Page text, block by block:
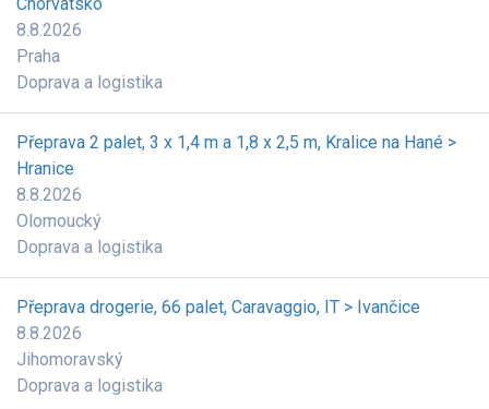
8.8.2026
Praha
Doprava a logistika
Přeprava 2 palet, 3 x 1,4 m a 1,8 x 2,5 m, Kralice na Hané >
Hranice
8.8.2026
Olomoucký
Doprava a logistika
Přeprava drogerie, 66 palet, Caravaggio, IT > Ivančice
8.8.2026
Jihomoravský
Doprava a logistika